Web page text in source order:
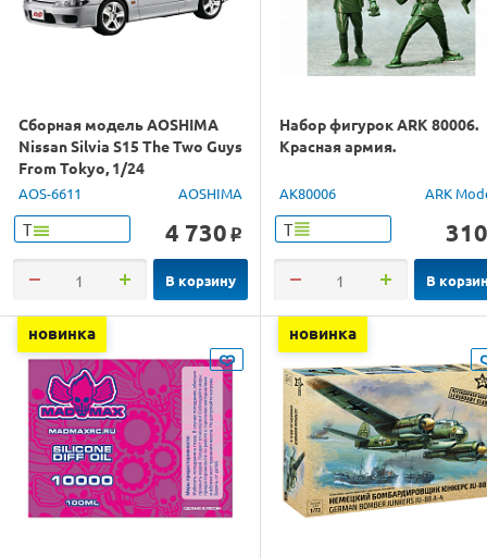
Сборная модель AOSHIMA
Nissan Silvia S15 The Two Guys
From Tokyo, 1/24
AOS-6611 AOSHIMA
Т 4 730 o
В корзину
Набор фигурок ARK 80006.
Красная армия.
AK80006 ARK
Т 310
В
новинка новинка